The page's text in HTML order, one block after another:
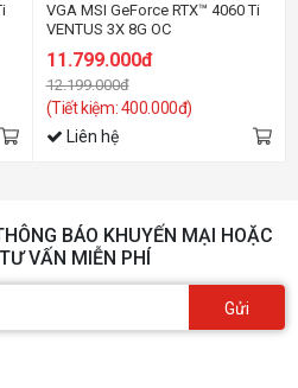
VGA MSI GeForce RTX™ 4060 Ti
VENTUS 3X 8G OC
11.799.000đ
12.199.000đ
(Tiết kiệm: 400.000đ)
Liên hệ
BÁO KHUYẾN MẠI HOẶC
VẤN MIỄN PHÍ
Gửi